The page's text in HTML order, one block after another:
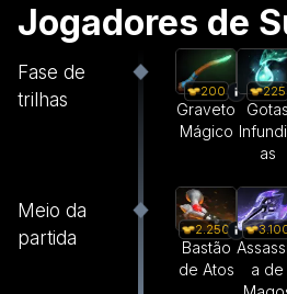
Jogadores de
Fase de
trilhas
200
Graveto
Mágico
225
Gotas
as
Meio da
partida
2.250
Bastão
de Atos
a de